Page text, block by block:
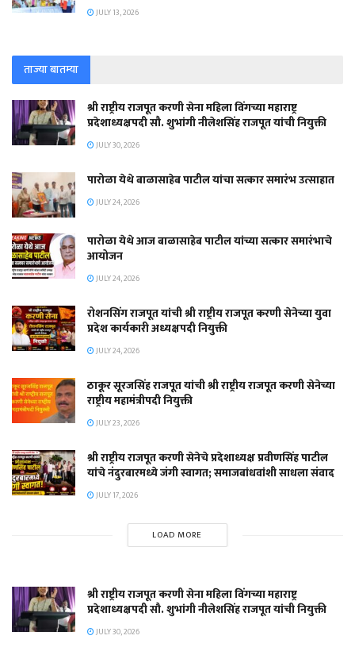
JULY 13, 2026
ताज्या बातम्या
श्री राष्ट्रीय राजपूत करणी सेना महिला विंगच्या महाराष्ट्र
प्रदेशाध्यक्षपदी सौ. शुभांगी नीलेशसिंह राजपूत यांची नियुक्ती
JULY 30, 2026
पारोळा येथे बाळासाहेब पाटील यांचा सत्कार समारंभ उत्साहात
JULY 24, 2026
पारोळा येथे आज बाळासाहेब पाटील यांच्या सत्कार समारंभाचे
आयोजन
JULY 24, 2026
रोशनसिंग राजपूत यांची श्री राष्ट्रीय राजपूत करणी सेनेच्या युवा
प्रदेश कार्यकारी अध्यक्षपदी नियुक्ती
JULY 24, 2026
ठाकूर सूरजसिंह राजपूत यांची श्री राष्ट्रीय राजपूत करणी सेनेच्या
राष्ट्रीय महामंत्रीपदी नियुक्ती
JULY 23, 2026
श्री राष्ट्रीय राजपूत करणी सेनेचे प्रदेशाध्यक्ष प्रवीणसिंह पाटील
यांचे नंदुरबारमध्ये जंगी स्वागत; समाजबांधवांशी साधला संवाद
JULY 17, 2026
LOAD MORE
श्री राष्ट्रीय राजपूत करणी सेना महिला विंगच्या महाराष्ट्र
प्रदेशाध्यक्षपदी सौ. शुभांगी नीलेशसिंह राजपूत यांची नियुक्ती
JULY 30, 2026